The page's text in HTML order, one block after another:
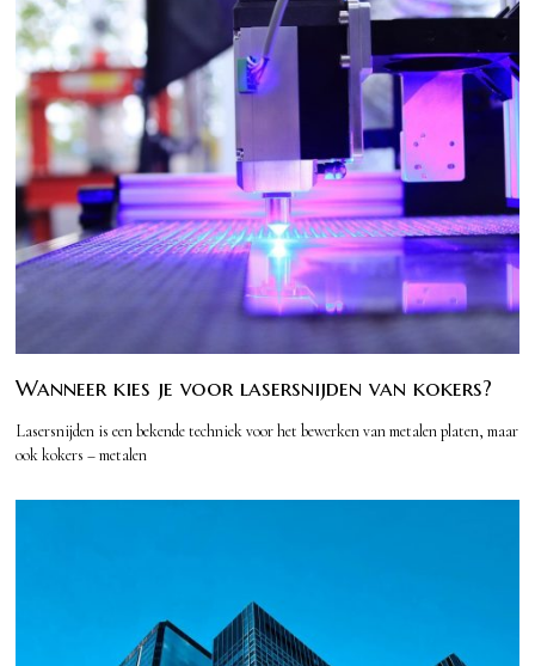
Wanneer kies je voor lasersnijden van kokers?
Lasersnijden is een bekende techniek voor het bewerken van metalen platen, maar
ook kokers – metalen